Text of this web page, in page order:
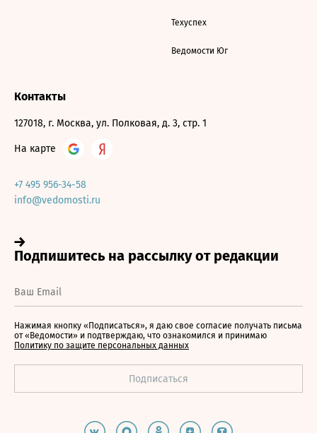
Техуспех
Ведомости Юг
Контакты
127018, г. Москва, ул. Полковая, д. 3, стр. 1
На карте
+7 495 956-34-58
info@vedomosti.ru
Нажимая кнопку «Подписаться», я даю свое согласие получать письма
от «Ведомости» и подтверждаю, что ознакомился и принимаю
Политику по защите персональных данных